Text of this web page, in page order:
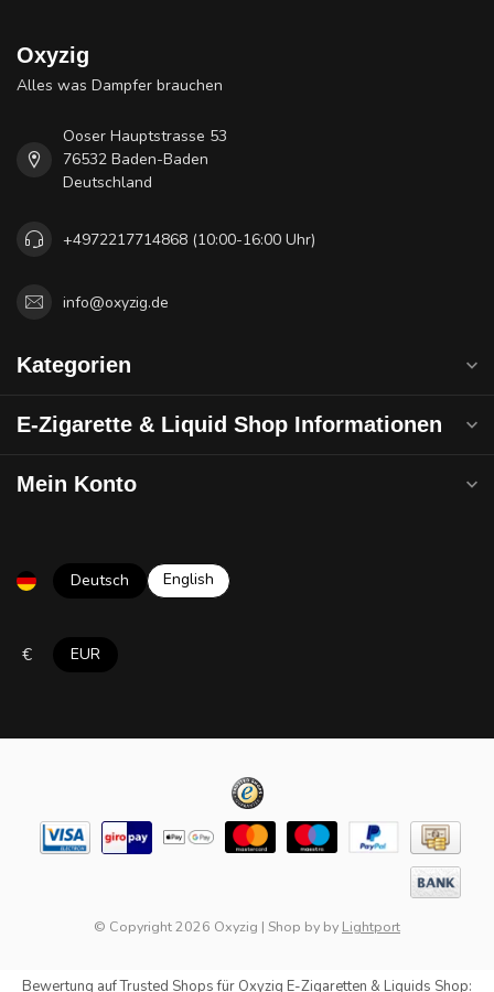
Oxyzig
Alles was Dampfer brauchen
Ooser Hauptstrasse 53
76532 Baden-Baden
Deutschland
+4972217714868 (10:00-16:00 Uhr)
info@oxyzig.de
Kategorien
E-Zigarette & Liquid Shop Informationen
Mein Konto
Deutsch English
€ EUR
© Copyright 2026 Oxyzig | Shop by by Lightport
Bewertung aufTrusted Shopsfür Oxyzig E-Zigaretten & Liquids Shop: